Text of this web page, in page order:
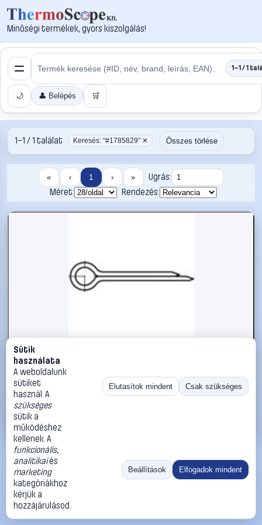
Minőségi termékek, gyors kiszolgálás!
1–1 / 1
🌙 👤 Belépés 🛒
1–1 / 1 találat Keresés: “#1785829” ✕ Összes törlése
« ‹ 1 › »
Ugrás:
Méret:
Rendezés:
#1785829
Sasszeg TOOLCRAFT DIN 94 A 4, méret: 6,3 x 50 mm 50 db
TOOLCRAFT
14 990 Ft
Kosárba
«
Méret:
Rendezés:
©2026
ThermoScope
Cégbemutató
Sütik
használata
A weboldalunk
sütiket
használ. A
szükséges
sütik a
működéshez
kellenek. A
funkcionális,
analitikaiés
marketing
kategóriákhoz
kérjük a
hozzájárulásod.
Elutasítok mindent Csak szükséges
Beállítások Elfogadok mindent